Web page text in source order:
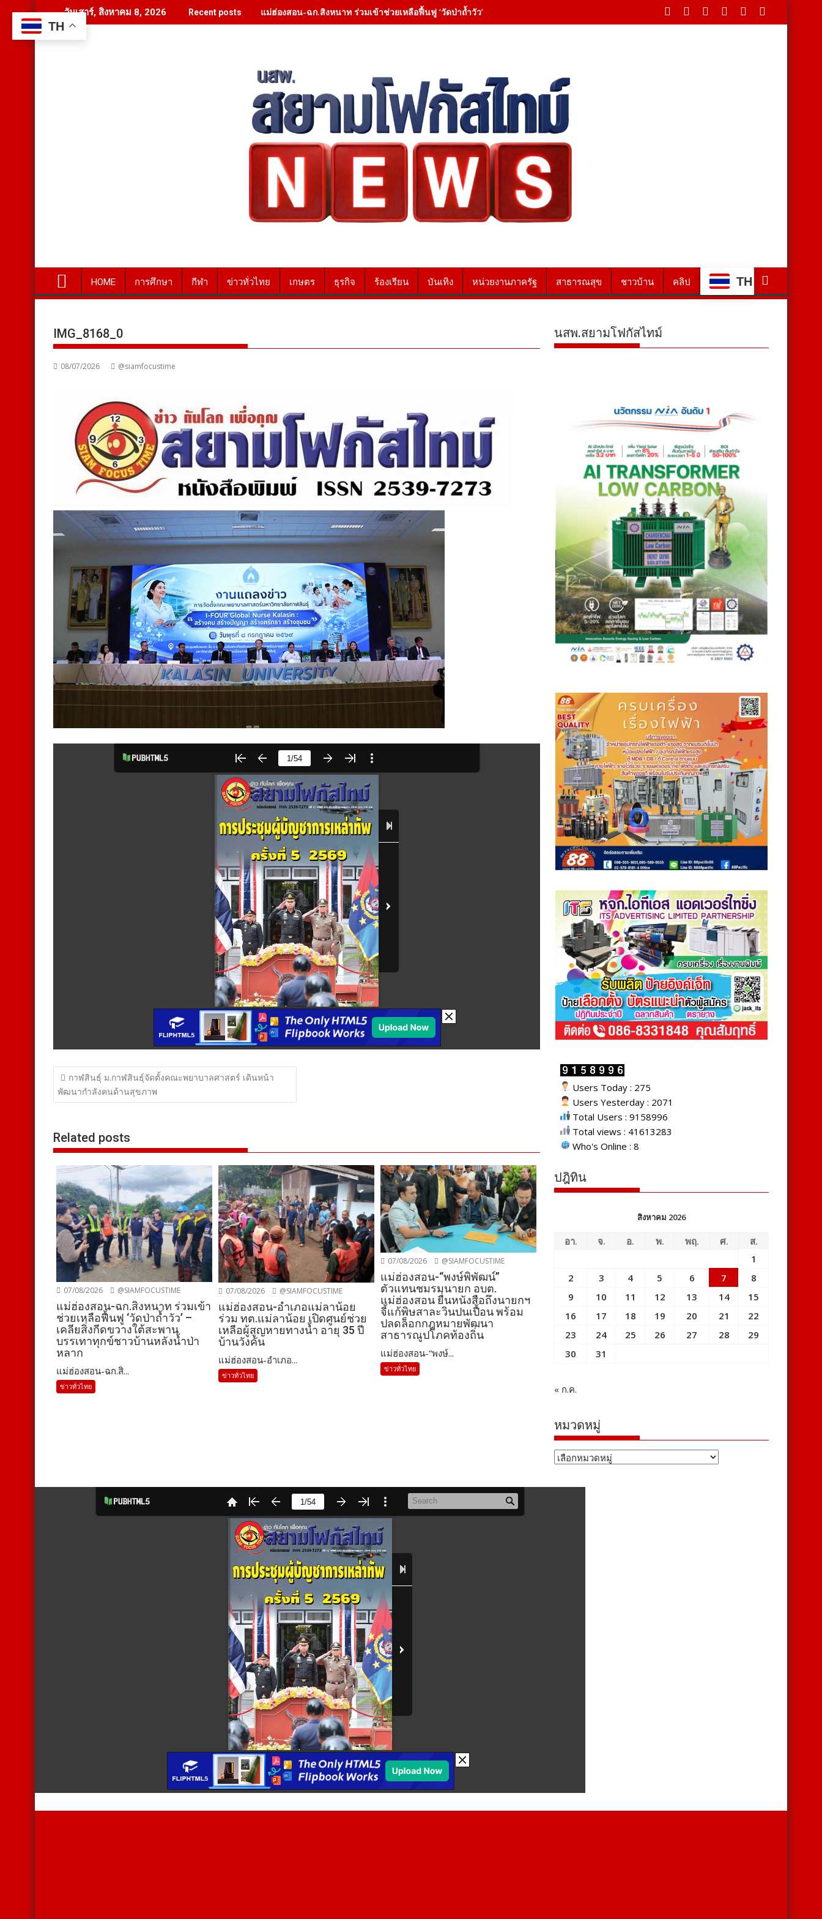
to
content
วันเสาร์, สิงหาคม 8, 2026 Recent posts แม่ฮ่องสอน-ฉก.สิงหนาท ร่วมเข้าช่วยเหลือฟื้นฟู ‘วัดป่าถ้ำวัว’ – เคลียสิ่งกีดขวางใต้สะพาน บรรเทาทุกข์ชาวบ้านหลังน้ำป่าหลาก
HOME การศึกษา กีฬา ข่าวทั่วไทย เกษตร ธุรกิจ ร้องเรียน บันเทิง หน่วยงานภาครัฐ สาธารณสุข ชาวบ้าน คลิป TH
IMG_8168_0
08/07/2026 @siamfocustime
แนะแนว
เรื่อง
กาฬสินธุ์ ม.กาฬสินธุ์จัดตั้งคณะพยาบาลศาสตร์ เดินหน้า
พัฒนากำลังคนด้านสุขภาพ
Related posts
07/08/2026 @SIAMFOCUSTIME
แม่ฮ่องสอน-ฉก.สิงหนาท ร่วมเข้า
ช่วยเหลือฟื้นฟู ‘วัดป่าถ้ำวัว’ –
เคลียสิ่งกีดขวางใต้สะพาน
บรรเทาทุกข์ชาวบ้านหลังน้ำป่า
หลาก
แม่ฮ่องสอน-ฉก.สิ...
ข่าวทั่วไทย
07/08/2026 @SIAMFOCUSTIME
แม่ฮ่องสอน-อำเภอแม่ลาน้อย
ร่วม ทต.แม่ลาน้อย เปิดศูนย์ช่วย
เหลือผู้สูญหายทางน้ำ อายุ 35 ปี
บ้านวังคัน
แม่ฮ่องสอน-อำเภอ...
ข่าวทั่วไทย
07/08/2026 @SIAMFOCUSTIME
แม่ฮ่องสอน-“พงษ์พิพัฒน์”
ตัวแทนชมรมนายก อบต.
แม่ฮ่องสอน ยื่นหนังสือถึงนายกฯ
จี้แก้พิษสาละวินปนเปื้อน พร้อม
ปลดล็อกกฎหมายพัฒนา
สาธารณูปโภคท้องถิ่น
แม่ฮ่องสอน-“พงษ์...
ข่าวทั่วไทย
นสพ.สยามโฟกัสไทม์
Users Today : 275
Users Yesterday : 2071
Total Users : 9158996
Total views : 41613283
Who's Online : 8
ปฎิทิน
สิงหาคม 2026
อา. จ. อ. พ. พฤ. ศ.
ส.
1
2
3 4 5 6 7
8
9
10 11 12 13 14
15
16
17 18 19 20 21
22
23
24 25 26 27 28
29
30
31
« ก.ค.
หมวดหมู่
หมวด
TH